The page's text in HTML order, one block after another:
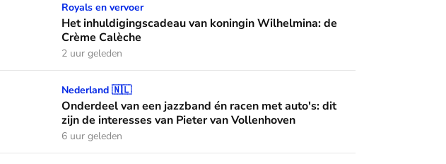
Het inhuldigingscadeau van koningin Wilhelmina: de Crème Calèche
Royals en vervoer
Het inhuldigingscadeau van koningin Wilhelmina: de
Crème Calèche
2 uur geleden
Onderdeel van een jazzband én racen met auto's: dit zijn de interesses van Pieter van
Nederland 🇳🇱
Onderdeel van een jazzband én racen met auto's: dit
zijn de interesses van Pieter van Vollenhoven
6 uur geleden